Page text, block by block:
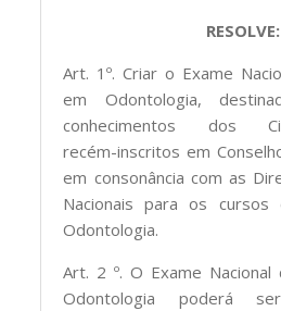
RESOLVE:
Art. 1º. Criar o Exame
em Odontologia,
conhecimentos dos
recém-inscritos em
em consonância com as
Nacionais para os cursos
Odontologia.
Art. 2 º. O Exame
Odontologia poderá